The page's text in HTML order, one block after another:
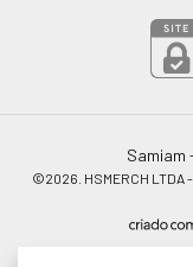
©2026. HSMERCH